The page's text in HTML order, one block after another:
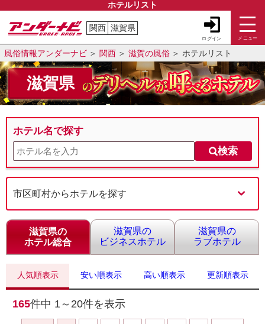
ホテルリスト
関西 滋賀県
ログイン メニュー
風俗情報アンダーナビ 関西 滋賀の風俗 ホテルリスト
滋賀県
ホテル名で探す
検索
市区町村からホテルを探す
滋賀県の
ホテル総合
滋賀県の
ビジネスホテル
滋賀県の
ラブホテル
人気順表示 安い順表示 高い順表示 更新順表示
165件中 1～20件を表示